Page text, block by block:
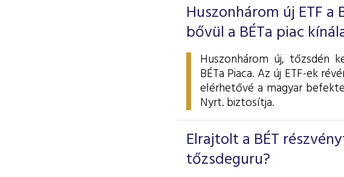
Huszonhárom új ETF
bővül a BÉTa piac
Huszonhárom új, tőzsdén
BÉTa Piaca. Az új ETF-ek
elérhetővé a magyar
Nyrt. biztosítja.
Elrajtolt a BÉT
tőzsdeguru?